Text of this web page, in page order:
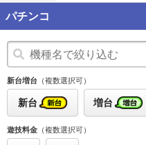
パチンコ
新台増台 （複数選択可）
新台 増台
遊技料金 （複数選択可）